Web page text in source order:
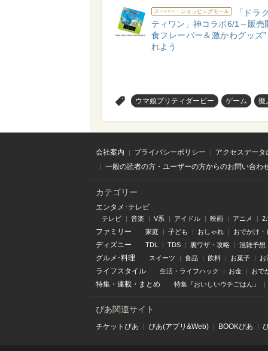
スーパー・ショッピングモール
「ドラ
ティワン」神コラボ6/1～販売
食フレーバー＆激かわグッズ
れよう
ウマ娘プリティダービー ゲーム 擬
会社案内 プライバシーポリシー
アクセスデー
一般の読者の方・ユーザーの方からのお問い合わ
カテゴリー
エンタメ･テレビ
テレビ 音楽 V系 アイドル 映画 アニメ
ファミリー 家庭 子ども おしゃれ おでかけ・
ディズニー TDL TDS 裏ワザ・攻略 混雑予想
グルメ･料理 スイーツ 食品 飲料 お菓子 お
ライフスタイル 生活・ライフハック お金 おで
特集 ・ 連載 ・ まとめ 特集『おいしいウチごはん』
ぴあ関連サイト
チケットぴあ ぴあ(アプリ&Web) BOOKぴあ